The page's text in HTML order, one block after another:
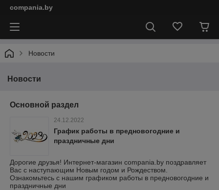
compania.by
Новости
Новости
Основной раздел
24.12.2022
График работы в предновогодние и
праздничные дни
Дорогие друзья! Интернет-магазин compania.by поздравляет
Вас с наступающим Новым годом и Рождеством.
Ознакомьтесь с нашим графиком работы в предновогодние и
праздничные дни